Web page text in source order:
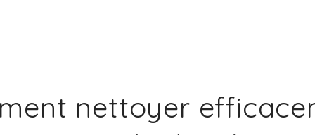
nettoyer